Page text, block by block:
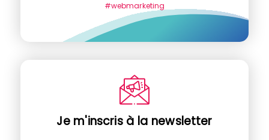
#webmarketing
Je m'inscris à la newsletter